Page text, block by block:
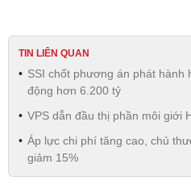
TIN LIÊN QUAN
SSI chốt phương án phát hành
động hơn 6.200 tỷ
VPS dẫn đầu thị phần môi giới
Áp lực chi phí tăng cao, chủ
giảm 15%